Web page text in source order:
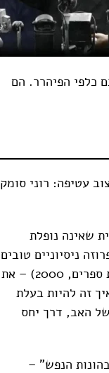
כלפי הפיהרר. הם
עטיפה: רוני סומק
שאינה נופלת
ניסיוניים טובים
מאוד ומרגשים כמו "שפת הלוליין" (גוונים, 1997) ו"ניקול ופּייר" (ידיעות ספרים, 2000) – את
זה להיות בעלת
האב, דרך יחס
הנפש" –